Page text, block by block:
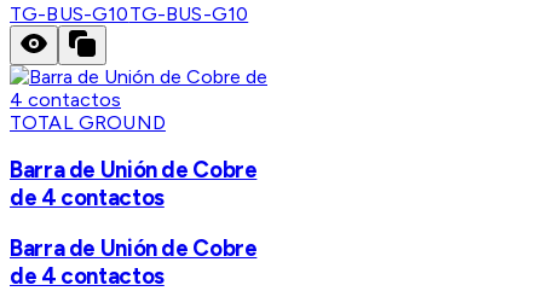
TG-BUS-G10TG-BUS-G10
TOTAL GROUND
Barra de Unión de Cobre
de 4 contactos
Barra de Unión de Cobre
de 4 contactos